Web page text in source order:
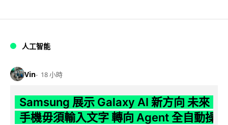
人工智能
Vin 18 小時
Samsung 展示 Galaxy AI 新方向 未來
手機毋須輸入文字 轉向 Agent 全自動操